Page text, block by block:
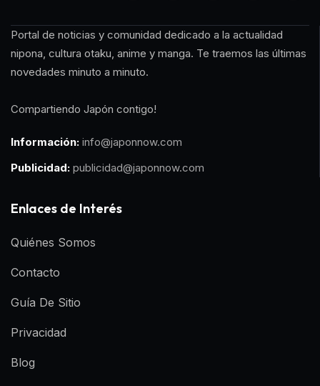
Portal de noticias y comunidad dedicado a la actualidad
nipona, cultura otaku, anime y manga. Te traemos las últimas
novedades minuto a minuto.
Compartiendo Japón contigo!
Información: info@japonnow.com
Publicidad: publicidad@japonnow.com
Enlaces de Interés
Quiénes Somos
Contacto
Guía De Sitio
Privacidad
Blog